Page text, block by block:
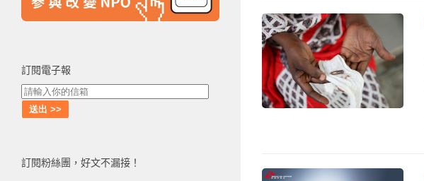
訂閱電子報
訂閱粉絲團，好文不漏接！